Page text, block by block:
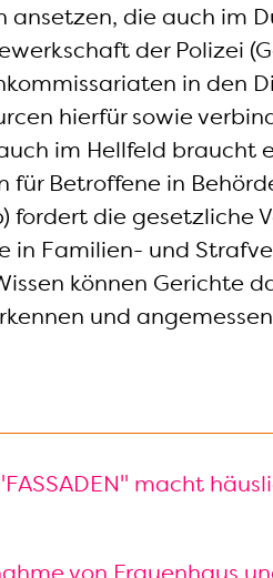
die auch im
der Polizei
in den
hierfür sowie
im Hellfeld braucht
für Betroffene in
fordert die gesetzliche
in Familien- und
können Gerichte
und
macht